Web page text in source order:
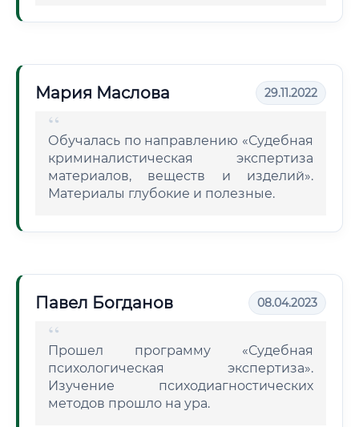
Мария Маслова 29.11.2022
Обучалась по направлению «Судебная
криминалистическая экспертиза
материалов, веществ и изделий».
Материалы глубокие и полезные.
Павел Богданов 08.04.2023
Прошел программу «Судебная
психологическая экспертиза».
Изучение психодиагностических
методов прошло на ура.